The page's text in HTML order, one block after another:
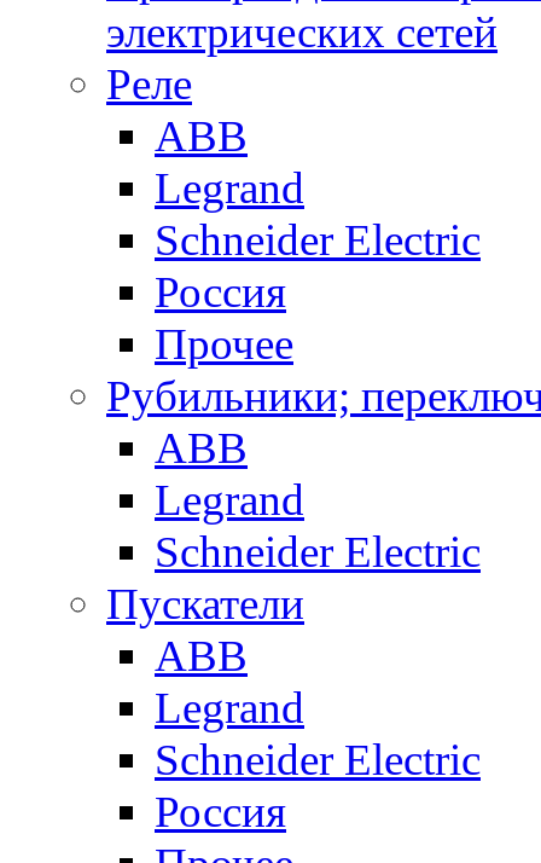
электрических сетей
Реле
ABB
Legrand
Schneider Electric
Россия
Прочее
Рубильники;
ABB
Legrand
Schneider Electric
Пускатели
ABB
Legrand
Schneider Electric
Россия